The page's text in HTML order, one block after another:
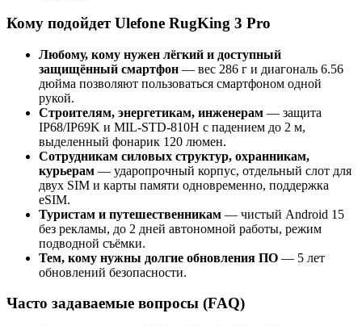
Кому подойдет Ulefone RugKing 3 Pro
Любому, кому нужен лёгкий и доступный
защищённый смартфон — вес 286 г и диагональ 6.56
дюйма позволяют пользоваться смартфоном одной
рукой.
Строителям, энергетикам, инженерам — защита
IP68/IP69K и MIL-STD-810H с падением до 2 м,
выделенный фонарик 120 люмен.
Сотрудникам силовых структур, охранникам,
курьерам — ударопрочный корпус, отдельный слот для
двух SIM и карты памяти одновременно, поддержка
eSIM.
Туристам и путешественникам — чистый Android 15
без рекламы, до 2 дней автономной работы, режим
подводной съёмки.
Тем, кому нужны долгие обновления ПО — 5 лет
обновлений безопасности.
Часто задаваемые вопросы (FAQ)